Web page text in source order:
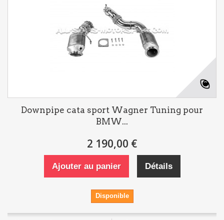
Downpipe cata sport Wagner Tuning pour
BMW...
2 190,00 €
Ajouter au panier Détails
Disponible